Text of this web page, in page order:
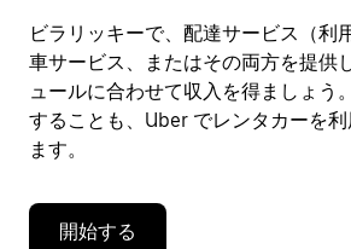
ー
を
閉
じ
ま
す。
ビラリッキーで、配達サービス（利
車サービス、またはその両方を提供
ュールに合わせて収入を得ましょう
することも、Uber でレンタカーを
ます。
開始する